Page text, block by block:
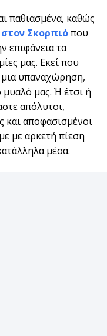
παθιασμένα, καθώς
Σκορπιόπου
επιφάνεια τα
μας. Εκεί που
υπαναχώρηση,
μας. Ή έτσι ή
απόλυτοι,
και αποφασισμένοι
με αρκετή πίεση
μέσα.